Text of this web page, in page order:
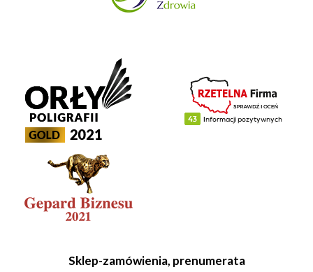
Sklep-zamówienia, prenumerata